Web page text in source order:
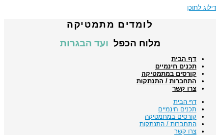
דילוג לתוכן
לומדים מתמטיקה
מלוח הכפל ועד הבגרות
דף הבית
תכנים חינמיים
קורסים במתמטיקה
התחברות / התנתקות
צרו קשר
דף הבית
תכנים חינמיים
קורסים במתמטיקה
התחברות / התנתקות
צרו קשר